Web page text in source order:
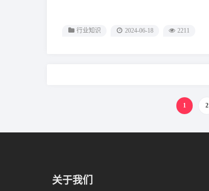
行业知识 2024-06-18 2211
1 2
关于我们